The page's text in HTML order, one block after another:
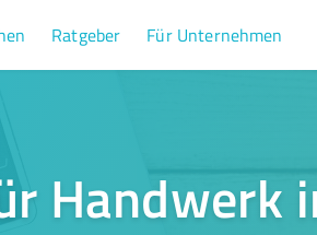
Ratgeber Für Unternehmen
Handwerk